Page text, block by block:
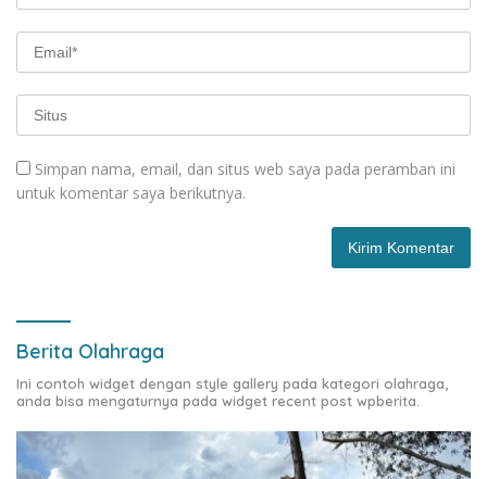
Simpan nama, email, dan situs web saya pada peramban ini
untuk komentar saya berikutnya.
Berita Olahraga
Ini contoh widget dengan style gallery pada kategori olahraga,
anda bisa mengaturnya pada widget recent post wpberita.